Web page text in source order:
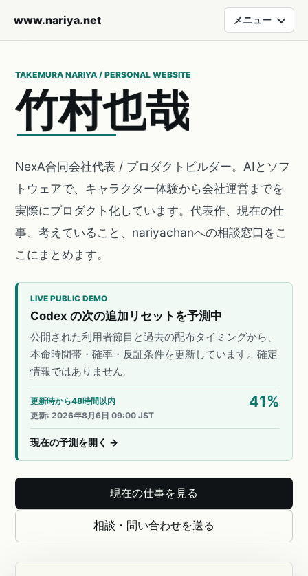
www.nariya.net メニュー
TAKEMURA NARIYA / PERSONAL WEBSITE
竹村也哉
NexA合同会社代表 / プロダクトビルダー。AIとソフ
トウェアで、キャラクター体験から会社運営までを
実際にプロダクト化しています。代表作、現在の仕
事、考えていること、nariyachanへの相談窓口をこ
こにまとめます。
LIVE PUBLIC DEMO
Codex の次の追加リセットを予測中
公開された利用者節目と過去の配布タイミングから、
本命時間帯・確率・反証条件を更新しています。確定
情報ではありません。
更新時から48時間以内 41%
更新:2026年8月6日 09:00 JST
現在の予測を開く →
現在の仕事を見る
相談・問い合わせを送る